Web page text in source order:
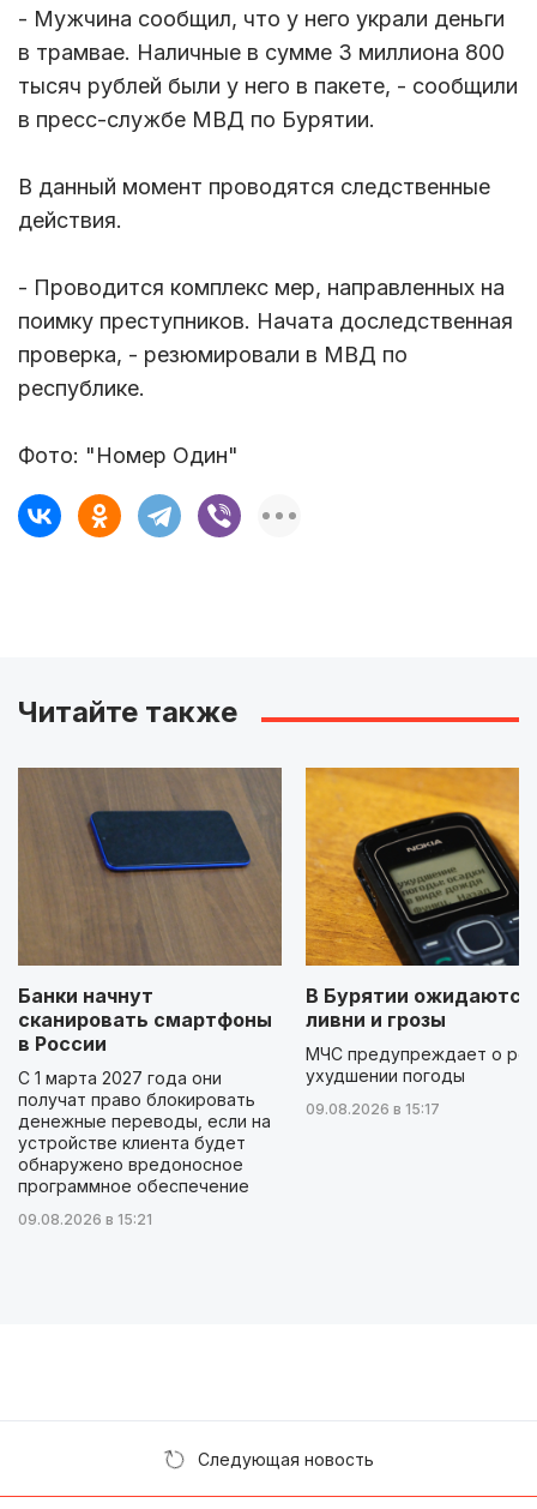
- Мужчина сообщил, что у него украли деньги
в трамвае. Наличные в сумме 3 миллиона 800
тысяч рублей были у него в пакете, - сообщили
в пресс-службе МВД по Бурятии.
В данный момент проводятся следственные
действия.
- Проводится комплекс мер, направленных на
поимку преступников. Начата доследственная
проверка, - резюмировали в МВД по
республике.
Фото: "Номер Один"
Читайте также
Банки начнут
сканировать смартфоны
в России
С 1 марта 2027 года они
получат право блокировать
денежные переводы, если на
устройстве клиента будет
обнаружено вредоносное
программное обеспечение
09.08.2026 в 15:21
В Бурятии ожидаются
ливни и грозы
МЧС предупреждает о
ухудшении погоды
09.08.2026 в 15:17
Следующая новость